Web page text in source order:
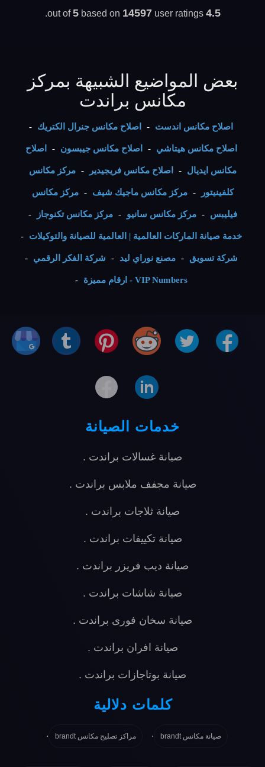
4.5
out of
5based on 14597user ratings.
بعض المواضيع الشبيهة بمركز
مكانس براندت
اصلاح مكانس اندست - اصلاح مكانس جنرال الكتريك -
اصلاح مكانس هيتاشي - اصلاح مكانس جيبسون - اصلاح
مكانس ايديال - اصلاح مكانس فريجيدير - مركز مكانس
كلفينيتور - مركز مكانس ماجيك شيف - مركز مكانس
فيليبس - مركز مكانس سانيو - مركز مكانس تكنوجاز -
خدمة صيانة الماركات العالمية | العالمية للصيانة والتوكيلات -
شركة تسويق - مصنع نوراي ليد - شركة الفكر الرقمي -
VIP Numbers - ارقام مميزة -
خدمات الصيانة
صيانة غسالات براندت .
صيانة مجفف ملابس براندت .
صيانة ثلاجات براندت .
صيانة تكييفات براندت .
صيانة ديب فريزر براندت .
صيانة شاشات براندت .
صيانة سخان فورى براندت .
صيانة افران براندت .
صيانة بوتاجازات براندت .
كلمات دلالية
صيانة مكانس brandt . مراكز تصليح مكانس brandt .